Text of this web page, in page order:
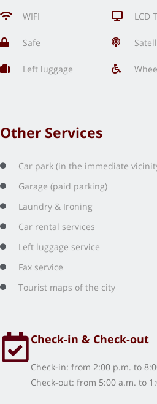
WIFI
Safe
Left luggage
LCD
Other Services
Car park (in the immediate
Garage (paid parking)
Laundry & Ironing
Car rental services
Left luggage service
Fax service
Tourist maps of the city
Check-in & Check-out
Check-in: from 2:00 p.m. to
Check-out: from 5:00 a.m. to